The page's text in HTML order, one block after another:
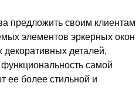
предложить своим клиентам
элементов эркерных окон
декоративных деталей,
самой
ее более стильной и